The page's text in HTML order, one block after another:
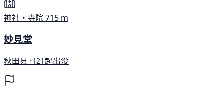
神社・寺院715 m
妙見堂
秋田县 ·121起出没